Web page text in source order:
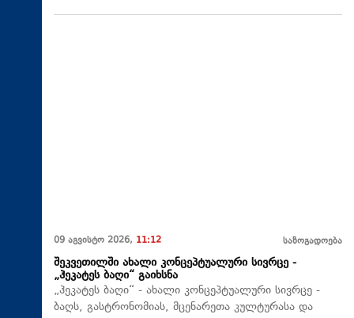
09 აგვისტო 2026, 11:12 საზოგადოება
შეკვეთილში ახალი კონცეპტუალური სივრცე -
„ჰეკატეს ბაღი“ გაიხსნა
„ჰეკატეს ბაღი“ - ახალი კონცეპტუალური სივრცე -
ბაღს, გასტრონომიას, მცენარეთა კულტურასა და